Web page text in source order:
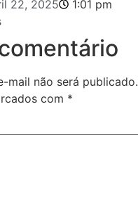
22, 2025
1:01 pm
mail não será publicado.
com *